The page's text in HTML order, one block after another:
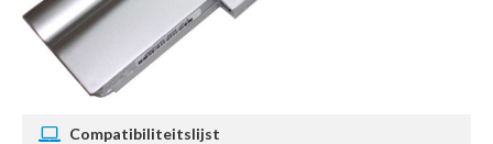
Compatibiliteitslijst